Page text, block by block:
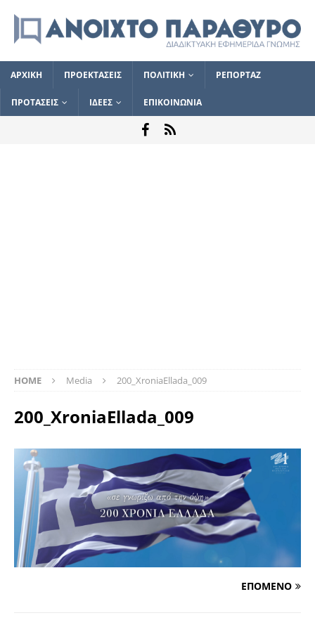
ΑΡΧΙΚΗ ΠΡΟΕΚΤΑΣΕΙΣ ΠΟΛΙΤΙΚΗ ΡΕΠΟΡΤΑΖ
ΠΡΟΤΑΣΕΙΣ ΙΔΕΕΣ ΕΠΙΚΟΙΝΩΝΙΑ
HOME Media 200_XroniaEllada_009
200_XroniaEllada_009
ΕΠΟΜΕΝΟ